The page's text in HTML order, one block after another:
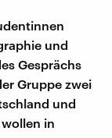
und
Gesprächs
Gruppe zwei
und
in